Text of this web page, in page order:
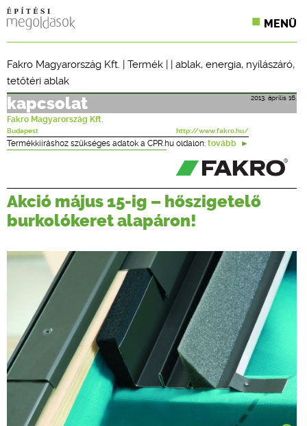
MENÜ
CPR TERMÉKKIÍRÁS
ÉPÍTÉSI JOG
ONLINE KÉPZÉSEK
TERVEZÉSI SEGÉDLETEK
Fakro Magyarország Kft. | Termék | | ablak, energia, nyílászáró,
tetőtéri ablak
2013. április 16.
kapcsolat
Fakro Magyarország Kft.
Budapest http://www.fakro.hu/
Termékkiíráshoz szükséges adatok a CPR.hu oldalon: tovább
Akció május 15-ig – hőszigetelő
burkolókeret alapáron!